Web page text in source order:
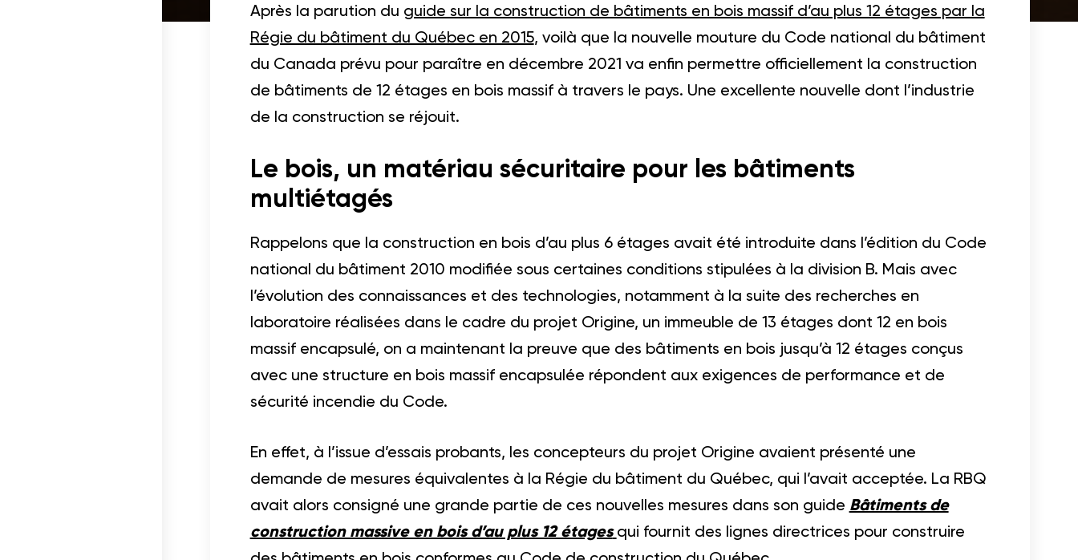
Après la parution du guide sur la construction de bâtiments en bois massif d’au plus 12 étages par la
Régie du bâtiment du Québec en 2015, voilà que la nouvelle mouture du Code national du bâtiment
du Canada prévu pour paraître en décembre 2021 va enfin permettre officiellement la construction
de bâtiments de 12 étages en bois massif à travers le pays. Une excellente nouvelle dont l’industrie
de la construction se réjouit.
Le bois, un matériau sécuritaire pour les bâtiments
multiétagés
Rappelons que la construction en bois d’au plus 6 étages avait été introduite dans l’édition du Code
national du bâtiment 2010 modifiée sous certaines conditions stipulées à la division B. Mais avec
l’évolution des connaissances et des technologies, notamment à la suite des recherches en
laboratoire réalisées dans le cadre du projet Origine, un immeuble de 13 étages dont 12 en bois
massif encapsulé, on a maintenant la preuve que des bâtiments en bois jusqu’à 12 étages conçus
avec une structure en bois massif encapsulée répondent aux exigences de performance et de
sécurité incendie du Code.
En effet, à l’issue d’essais probants, les concepteurs du projet Origine avaient présenté une
demande de mesures équivalentes à la Régie du bâtiment du Québec, qui l’avait acceptée. La RBQ
avait alors consigné une grande partie de ces nouvelles mesures dans son guide Bâtiments de
construction massive en bois d’au plus 12 étages qui fournit des lignes directrices pour construire